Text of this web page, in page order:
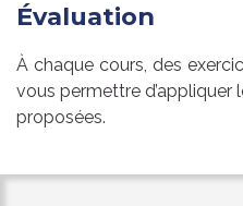
Évaluation
À chaque cours, des
vous permettre
proposées.